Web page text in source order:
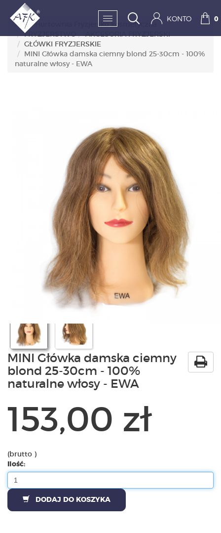
SKLEP:
PAZNOKCIE
WYPOSAŻENIE
MĘŻCZYZNA
BESTSELLERY
PRODUKTY
SZKOLENIA
KONTO 0
AFK - Hurtownia Fryzjersko kosmetyczna
FRYZJERSTWO
AKCESORIA FRYZJERSKI
GŁÓWKI FRYZJERSKIE
MINI Główka damska ciemny blond 25-30cm - 100%
naturalne włosy - EWA
MINI Główka damska ciemny
blond 25-30cm - 100%
naturalne włosy - EWA
153,00 zł
(brutto )
Ilość:
DODAJ DO KOSZYKA